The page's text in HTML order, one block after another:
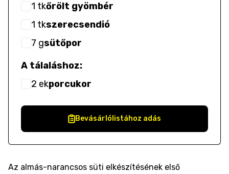
1 tkőrölt gyömbér
1 tkszerecsendió
7 gsütőpor
A tálaláshoz:
2 ekporcukor
Bevásárlólistához adás
Az almás-narancsos süti elkészítésének első